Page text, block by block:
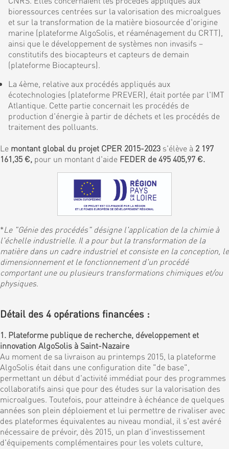
bioressources centrées sur la valorisation des microalgues
et sur la transformation de la matière biosourcée d'origine
marine (plateforme AlgoSolis, et réaménagement du CRTT),
ainsi que le développement de systèmes non invasifs –
constitutifs des biocapteurs et capteurs de demain
(plateforme Biocapteurs).
La 4ème, relative aux procédés appliqués aux
écotechnologies (plateforme PREVER), était portée par l'IMT
Atlantique. Cette partie concernait les procédés de
production d'énergie à partir de déchets et les procédés de
traitement des polluants.
Le montant global du projet CPER 2015-2023 s'élève à 2 197
161,35 €, pour un montant d'aide FEDER de 495 405,97 €.
*Le "Génie des procédés" désigne l'application de la chimie à
l'échelle industrielle. Il a pour but la transformation de la
matière dans un cadre industriel et consiste en la conception, le
dimensionnement et le fonctionnement d'un procédé
comportant une ou plusieurs transformations chimiques et/ou
physiques.
Détail des 4 opérations financées :
1. Plateforme publique de recherche, développement et
innovation AlgoSolis à Saint-Nazaire
Au moment de sa livraison au printemps 2015, la plateforme
AlgoSolis était dans une configuration dite "de base",
permettant un début d'activité immédiat pour des programmes
collaboratifs ainsi que pour des études sur la valorisation des
microalgues. Toutefois, pour atteindre à échéance de quelques
années son plein déploiement et lui permettre de rivaliser avec
des plateformes équivalentes au niveau mondial, il s'est avéré
nécessaire de prévoir, dès 2015, un plan d'investissement
d'équipements complémentaires pour les volets culture,